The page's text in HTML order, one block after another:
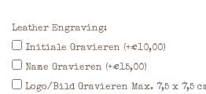
Leather Engraving:
Initiale Gravieren (+€10,00)
Name Gravieren (+€15,00)
Logo/Bild Gravieren Max. 7,5 x 7,5